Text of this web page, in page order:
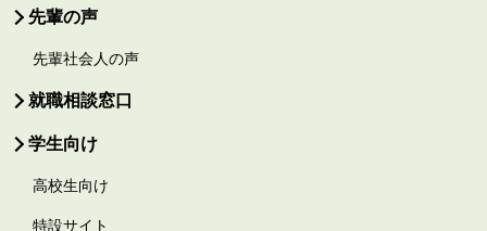
先輩の声
先輩社会人の声
就職相談窓口
学生向け
高校生向け
特設サイト